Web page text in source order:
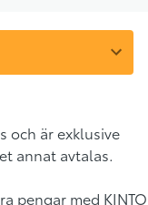
och är exklusive
annat avtalas.